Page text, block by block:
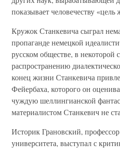
показывает человечеству
Кружок Станкевича сыграл
пропаганде немецкой
русском обществе, в некоторой
распространению
конец жизни Станкевича
Фейербаха, которого он
чуждую шеллингианской
материалистом Станкевич не
Историк Грановский,
университета, выступал с